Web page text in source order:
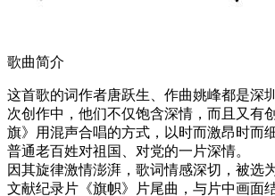
歌曲简介
这首歌的词作者唐跃生、作曲姚峰都是深
次创作中，他们不仅饱含深情，而且又有
旗》用混声合唱的方式，以时而激昂时而
普通老百姓对祖国、对党的一片深情。
因其旋律激情澎湃，歌词情感深切，被选
文献纪录片《旗帜》片尾曲，与片中画面